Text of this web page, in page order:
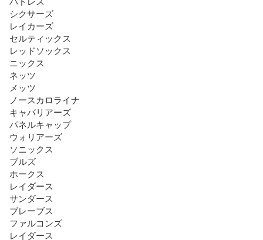
シクサーズ
レイカーズ
セルティックス
レッドソックス
ニックス
ネッツ
メッツ
ノースカロライナ
キャバリアーズ
パネルキャップ
ウォリアーズ
ソニックス
ブルズ
ホークス
レイダース
サンダース
ブレーブス
ファルコンズ
レイダース